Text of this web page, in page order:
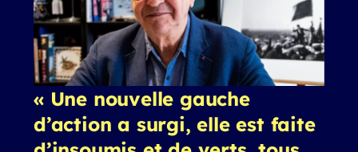
« Une nouvelle gauche
d’action a surgi, elle est faite